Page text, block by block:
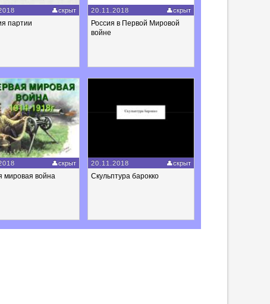
скрыт
партии
20.11.2018 скрыт
Россия в Первой Мировой
войне
скрыт
мировая война
20.11.2018 скрыт
Скульптура барокко